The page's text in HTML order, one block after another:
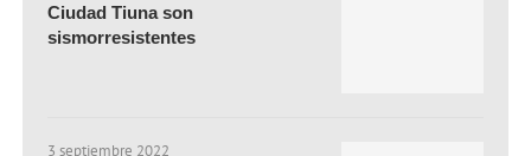
Ciudad Tiuna son
sismorresistentes
3 septiembre 2022